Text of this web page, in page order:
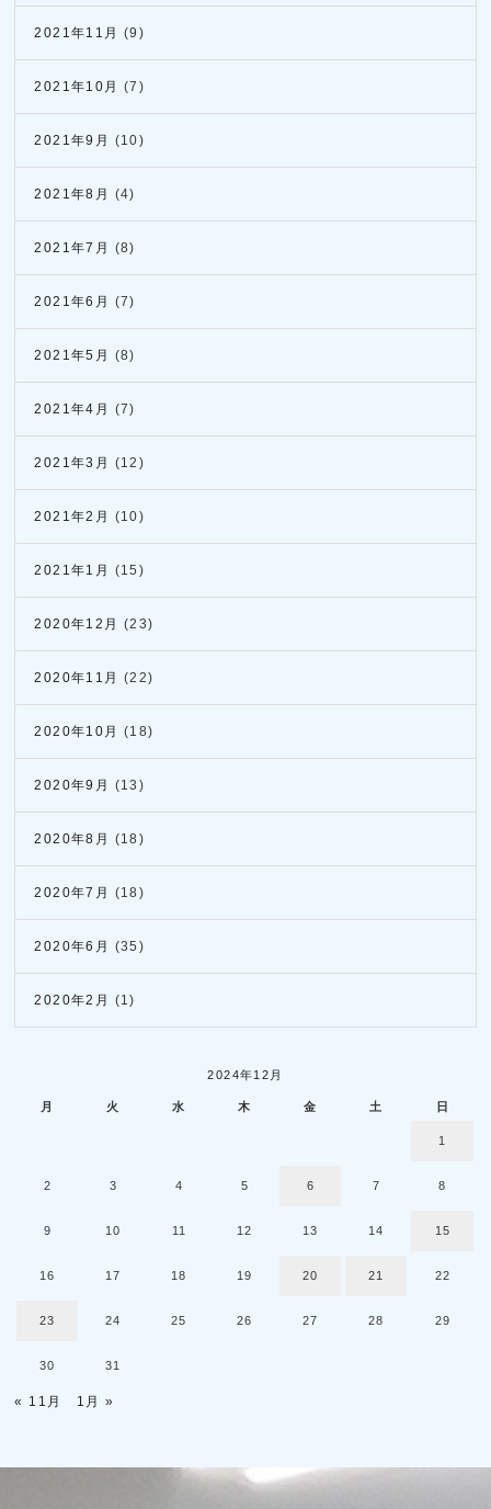
2021年11月 (9)
2021年10月 (7)
2021年9月 (10)
2021年8月 (4)
2021年7月 (8)
2021年6月 (7)
2021年5月 (8)
2021年4月 (7)
2021年3月 (12)
2021年2月 (10)
2021年1月 (15)
2020年12月 (23)
2020年11月 (22)
2020年10月 (18)
2020年9月 (13)
2020年8月 (18)
2020年7月 (18)
2020年6月 (35)
2020年2月 (1)
2024年12月
月 火 水 木 金 土 日
1
2 3 4 5 6 7 8
9 10 11 12 13 14 15
16 17 18 19 20 21 22
23 24 25 26 27 28 29
30 31
« 11月 1月 »